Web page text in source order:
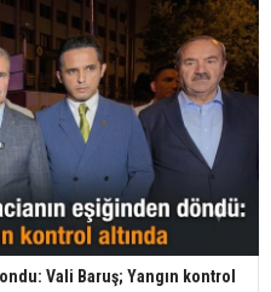
Vali Baruş; Yangın kontrol